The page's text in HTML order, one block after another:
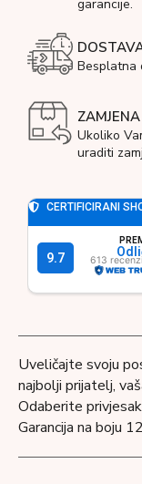
garancije.
Besplatna
ZAMJENA
Ukoliko
uraditi
Uveličajte svoju
najbolji prijatelj,
Odaberite
Garancija na boju